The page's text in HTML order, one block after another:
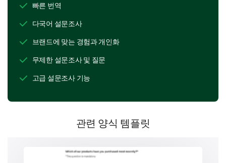
과제
토론 포럼
빠른 번역
다국어 설문조사
브랜드에 맞는 경험과 개인화
무제한 설문조사 및 질문
고급 설문조사 기능
관련 양식 템플릿